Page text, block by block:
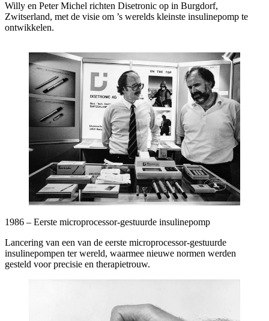
Willy en Peter Michel richten Disetronic op in Burgdorf,
Zwitserland, met de visie om ’s werelds kleinste insulinepomp te
ontwikkelen.
1986 – Eerste microprocessor-gestuurde insulinepomp
Lancering van een van de eerste microprocessor-gestuurde
insulinepompen ter wereld, waarmee nieuwe normen werden
gesteld voor precisie en therapietrouw.